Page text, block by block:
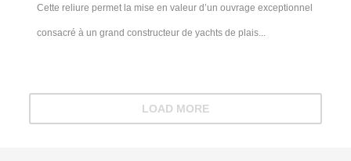
Cette reliure permet la mise en valeur d’un ouvrage exceptionnel
consacré à un grand constructeur de yachts de plais...
LOAD MORE